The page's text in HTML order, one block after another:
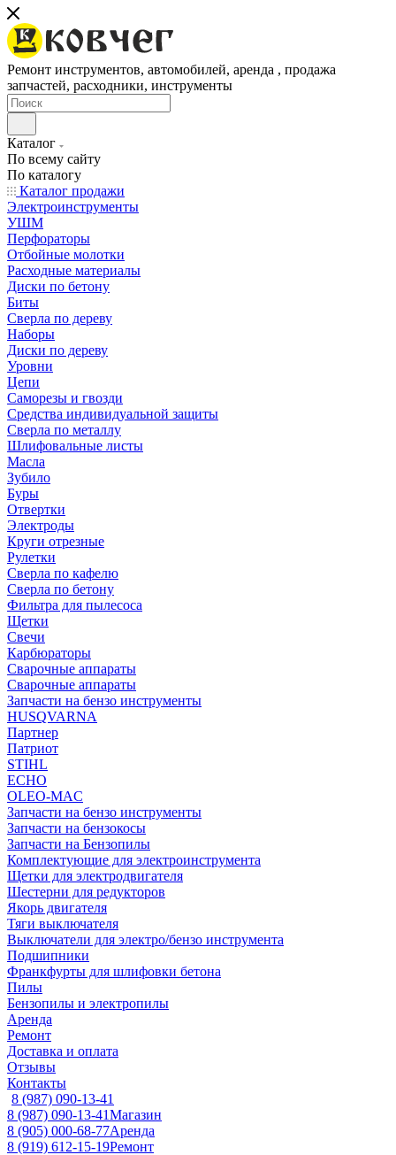
Ремонт инструментов, автомобилей, аренда , продажа
запчастей, расходники, инструменты
Каталог
По всему сайту
По каталогу
Каталог продажи
Электроинструменты
УШМ
Перфораторы
Отбойные молотки
Расходные материалы
Диски по бетону
Биты
Сверла по дереву
Наборы
Диски по дереву
Уровни
Цепи
Саморезы и гвозди
Средства индивидуальной защиты
Сверла по металлу
Шлифовальные листы
Масла
Зубило
Буры
Отвертки
Электроды
Круги отрезные
Рулетки
Сверла по кафелю
Сверла по бетону
Фильтра для пылесоса
Щетки
Свечи
Карбюраторы
Сварочные аппараты
Сварочные аппараты
Запчасти на бензо инструменты
HUSQVARNA
Партнер
Патриот
STIHL
ECHO
OLEO-MAC
Запчасти на бензо инструменты
Запчасти на бензокосы
Запчасти на Бензопилы
Комплектующие для электроинструмента
Щетки для электродвигателя
Шестерни для редукторов
Якорь двигателя
Тяги выключателя
Выключатели для электро/бензо инструмента
Подшипники
Франкфурты для шлифовки бетона
Пилы
Бензопилы и электропилы
Аренда
Ремонт
Доставка и оплата
Отзывы
Контакты
8 (987) 090-13-41
8 (987) 090-13-41Магазин
8 (905) 000-68-77Аренда
8 (919) 612-15-19Ремонт